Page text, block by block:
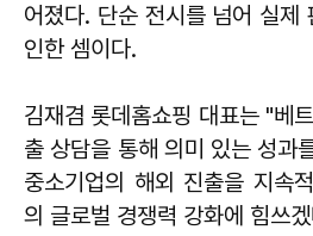
어졌다. 단순 전시를 넘어 실제
인한 셈이다.
김재겸 롯데홈쇼핑 대표는 "베
출 상담을 통해 의미 있는 성과
중소기업의 해외 진출을 지속
의 글로벌 경쟁력 강화에 힘쓰